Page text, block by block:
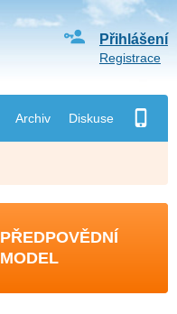
Archiv Diskuse
Přihlášení
Registrace
PŘEDPOVĚDNÍ
MODEL